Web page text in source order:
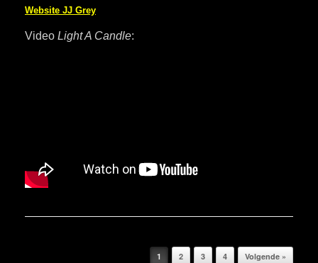
Website JJ Grey
Video Light A Candle:
1 2 3 4 Volgende »